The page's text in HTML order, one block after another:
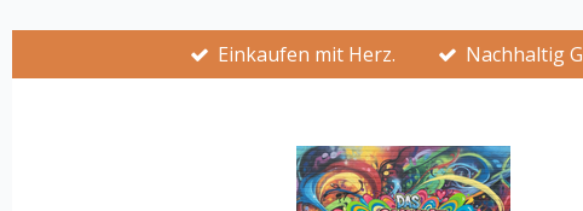
springen
Einkaufen mit Herz. Nachhaltig